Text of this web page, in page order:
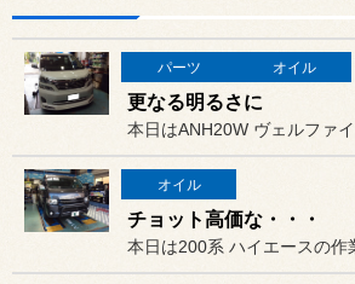
パーツ オイル
更なる明るさに
オイル
チョット高価な・・・